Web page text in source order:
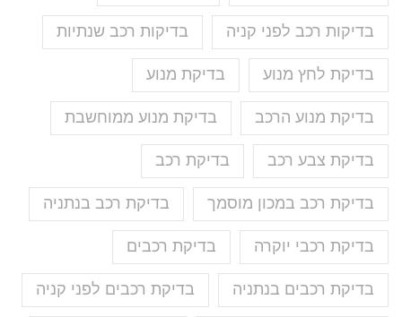
בדיקות רכב לפני קניה בדיקות רכב שנתיות
בדיקת לחץ מנוע בדיקת מנוע
בדיקת מנוע הרכב בדיקת מנוע ממוחשבת
בדיקת צבע רכב בדיקת רכב
בדיקת רכב במכון מוסמך בדיקת רכב בנתניה
בדיקת רכבי יוקרה בדיקת רכבים
בדיקת רכבים בנתניה בדיקת רכבים לפני קניה